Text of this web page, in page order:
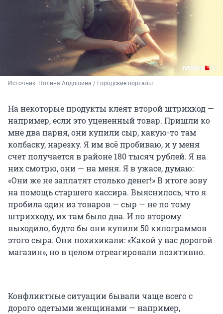
Источник: Полина Авдошина / Городские порталы
На некоторые продукты клеят второй штрихкод —
например, если это уцененный товар. Пришли ко
мне два парня, они купили сыр, какую-то там
колбаску, нарезку. Я им всё пробиваю, и у меня
счет получается в районе 180 тысяч рублей. Я на
них смотрю, они — на меня. Я в ужасе, думаю:
«Они же не заплатят столько денег!» В итоге зову
на помощь старшего кассира. Выяснилось, что я
пробила один из товаров — сыр — не по тому
штрихкоду, их там было два. И по второму
выходило, будто бы они купили 50 килограммов
этого сыра. Они похихикали: «Какой у вас дорогой
магазин», но в целом отреагировали позитивно.
Конфликтные ситуации бывали чаще всего с
дорого одетыми женщинами — например,